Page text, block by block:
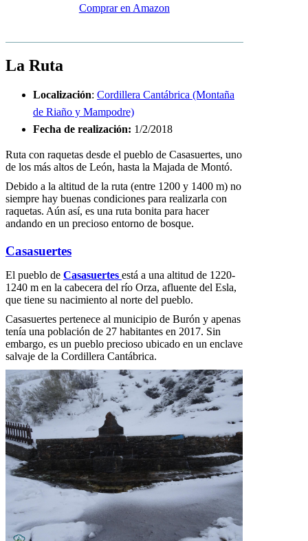
Comprar en Amazon
La Ruta
Localización: Cordillera Cantábrica (Montaña
de Riaño y Mampodre)
Fecha de realización: 1/2/2018
Ruta con raquetas desde el pueblo de Casasuertes, uno
de los más altos de León, hasta la Majada de Montó.
Debido a la altitud de la ruta (entre 1200 y 1400 m) no
siempre hay buenas condiciones para realizarla con
raquetas. Aún así, es una ruta bonita para hacer
andando en un precioso entorno de bosque.
Casasuertes
El pueblo de Casasuertes está a una altitud de 1220-
1240 m en la cabecera del río Orza, afluente del Esla,
que tiene su nacimiento al norte del pueblo.
Casasuertes pertenece al municipio de Burón y apenas
tenía una población de 27 habitantes en 2017. Sin
embargo, es un pueblo precioso ubicado en un enclave
salvaje de la Cordillera Cantábrica.